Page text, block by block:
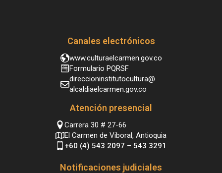
Canales electrónicos
www.culturaelcarmen.gov.co
Formulario PQRSF
direccioninstitutocultura@
alcaldiaelcarmen.gov.co
Atención presencial
Carrera 30 # 27-66
El Carmen de Viboral, Antioquia
+60 (4) 543 2097 – 543 3291
Notificaciones judiciales